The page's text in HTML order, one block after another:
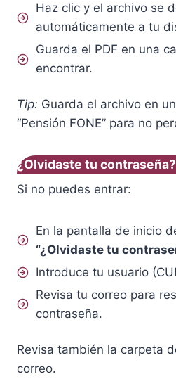
Haz clic y el archivo se
automáticamente a tu
Guarda el PDF en una
encontrar.
Tip: Guarda el archivo en
“Pensión FONE” para no
¿Olvidaste tu contraseña?
Si no puedes entrar:
En la pantalla de inicio
“¿Olvidaste tu
Introduce tu usuario
Revisa tu correo para
contraseña.
Revisa también la carpeta
correo.